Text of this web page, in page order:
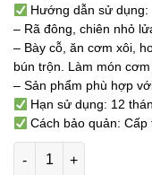
Hướng dẫn sử dụng:
– Rã đông, chiên nhỏ
– Bày cỗ, ăn cơm xôi,
bún trộn. Làm món
– Sản phẩm phù hợp
Hạn sử dụng: 12
Cách bảo quản: Cấp
Chả Chay Tâm Định